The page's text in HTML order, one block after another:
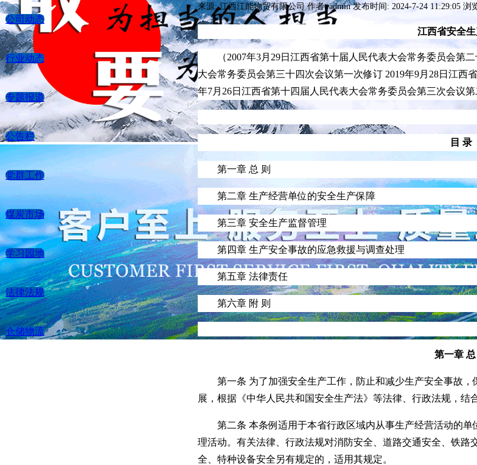
公司动态
行业动态
专题报道
公告栏
党群工作
煤炭市场
学习园地
法律法规
仓储物流
来源: 江西江能物贸有限公司 作者: admin 发布时间: 2024-7-24 11:29:05 浏
江西省安全生
（2007年3月29日江西省第十届人民代表大会常务委员会第
大会常务委员会第三十四次会议第一次修订 2019年9月28日江西
年7月26日江西省第十四届人民代表大会常务委员会第三次会议第
目 录
第一章 总 则
第二章 生产经营单位的安全生产保障
第三章 安全生产监督管理
第四章 生产安全事故的应急救援与调查处理
第五章 法律责任
第六章 附 则
第一章总
第一条 为了加强安全生产工作，防止和减少生产安全事故
展，根据《中华人民共和国安全生产法》等法律、行政法规，结
第二条 本条例适用于本省行政区域内从事生产经营活动的
理活动。有关法律、行政法规对消防安全、道路交通安全、铁
全、特种设备安全另有规定的，适用其规定。